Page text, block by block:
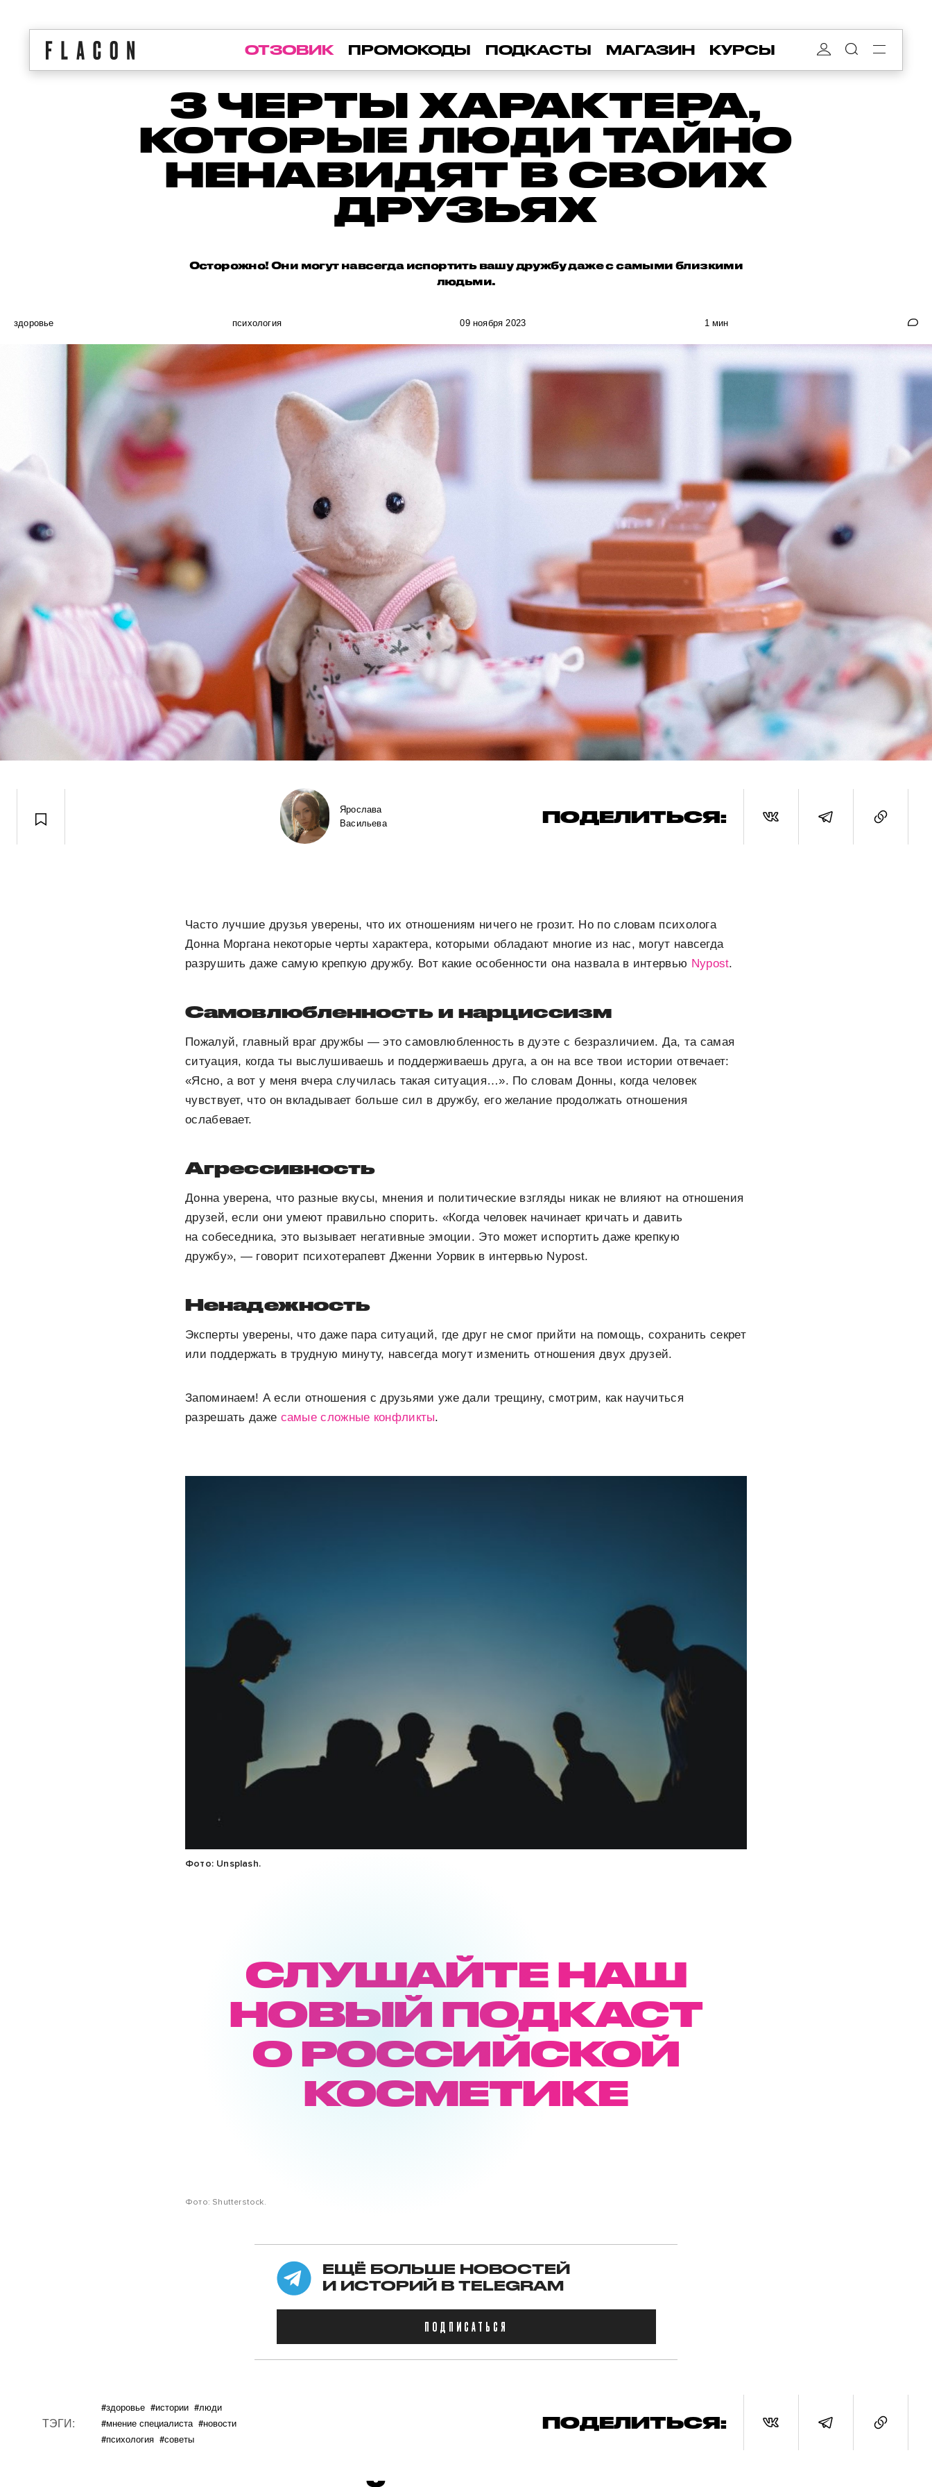
ОТЗОВИК ПРОМОКОДЫ ПОДКАСТЫ МАГАЗИН КУРСЫ
3 ЧЕРТЫ ХАРАКТЕРА,
КОТОРЫЕ ЛЮДИ ТАЙНО
НЕНАВИДЯТ В СВОИХ
ДРУЗЬЯХ
Осторожно! Они могут навсегда испортить вашу дружбу даже с самыми близкими
людьми.
здоровье психология 09 ноября 2023 1 мин
Ярослава
Васильева
ПОДЕЛИТЬСЯ:
Часто лучшие друзья уверены, что их отношениям ничего не грозит. Но по словам психолога
Донна Моргана некоторые черты характера, которыми обладают многие из нас, могут навсегда
разрушить даже самую крепкую дружбу. Вот какие особенности она назвала в интервью Nypost.
Самовлюбленность и нарциссизм
Пожалуй, главный враг дружбы — это самовлюбленность в дуэте с безразличием. Да, та самая
ситуация, когда ты выслушиваешь и поддерживаешь друга, а он на все твои истории отвечает:
«Ясно, а вот у меня вчера случилась такая ситуация…». По словам Донны, когда человек
чувствует, что он вкладывает больше сил в дружбу, его желание продолжать отношения
ослабевает.
Агрессивность
Донна уверена, что разные вкусы, мнения и политические взгляды никак не влияют на отношения
друзей, если они умеют правильно спорить. «Когда человек начинает кричать и давить
на собеседника, это вызывает негативные эмоции. Это может испортить даже крепкую
дружбу», — говорит психотерапевт Дженни Уорвик в интервью Nypost.
Ненадежность
Эксперты уверены, что даже пара ситуаций, где друг не смог прийти на помощь, сохранить секрет
или поддержать в трудную минуту, навсегда могут изменить отношения двух друзей.
Запоминаем! А если отношения с друзьями уже дали трещину, смотрим, как научиться
разрешать даже самые сложные конфликты.
Фото: Unsplash.
СЛУШАЙТЕ НАШ
НОВЫЙ ПОДКАСТ
О РОССИЙСКОЙ
КОСМЕТИКЕ
Фото: Shutterstock.
ЕЩЁ БОЛЬШЕ НОВОСТЕЙ
И ИСТОРИЙ В TELEGRAM
ПОДПИСАТЬСЯ
ТЭГИ:
#здоровье #истории #люди
#мнение специалиста #новости
#психология #советы
ПОДЕЛИТЬСЯ: